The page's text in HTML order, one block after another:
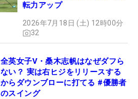
転力アップ
2026年7月18日 (土) 12時00分
32
全英女子V・桑木志帆はなぜダフら
ない？ 実は右ヒジをリリースする
からダウンブローに打てる #優勝者
のスイング